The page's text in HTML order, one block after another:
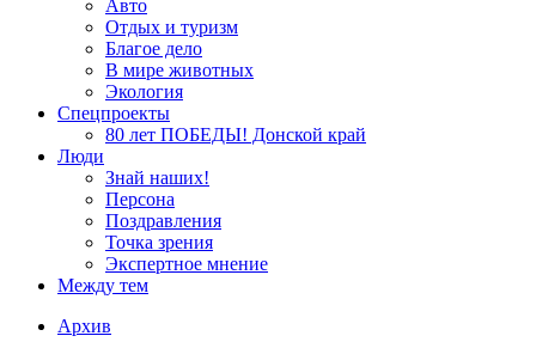
Авто
Отдых и туризм
Благое дело
В мире животных
Экология
Спецпроекты
80 лет ПОБЕДЫ! Донской край
Люди
Знай наших!
Персона
Поздравления
Точка зрения
Экспертное мнение
Между тем
Архив